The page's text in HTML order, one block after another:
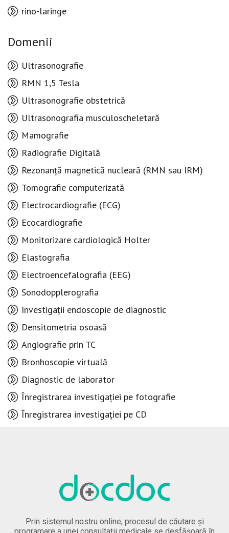
rino-laringe
Domenii
Ultrasonografie
RMN 1,5 Tesla
Ultrasonografie obstetrică
Ultrasonografia musculoscheletară
Mamografie
Radiografie Digitală
Rezonanță magnetică nucleară (RMN sau IRM)
Tomografie computerizată
Electrocardiografie (ECG)
Ecocardiografie
Monitorizare cardiologică Holter
Elastografia
Electroencefalografia (EEG)
Sonodopplerografia
Investigații endoscopie de diagnostic
Densitometria osoasă
Angiografie prin TC
Bronhoscopie virtuală
Diagnostic de laborator
Înregistrarea investigației pe fotografie
Înregistrarea investigației pe CD
Prin sistemul nostru online, procesul de căutare și